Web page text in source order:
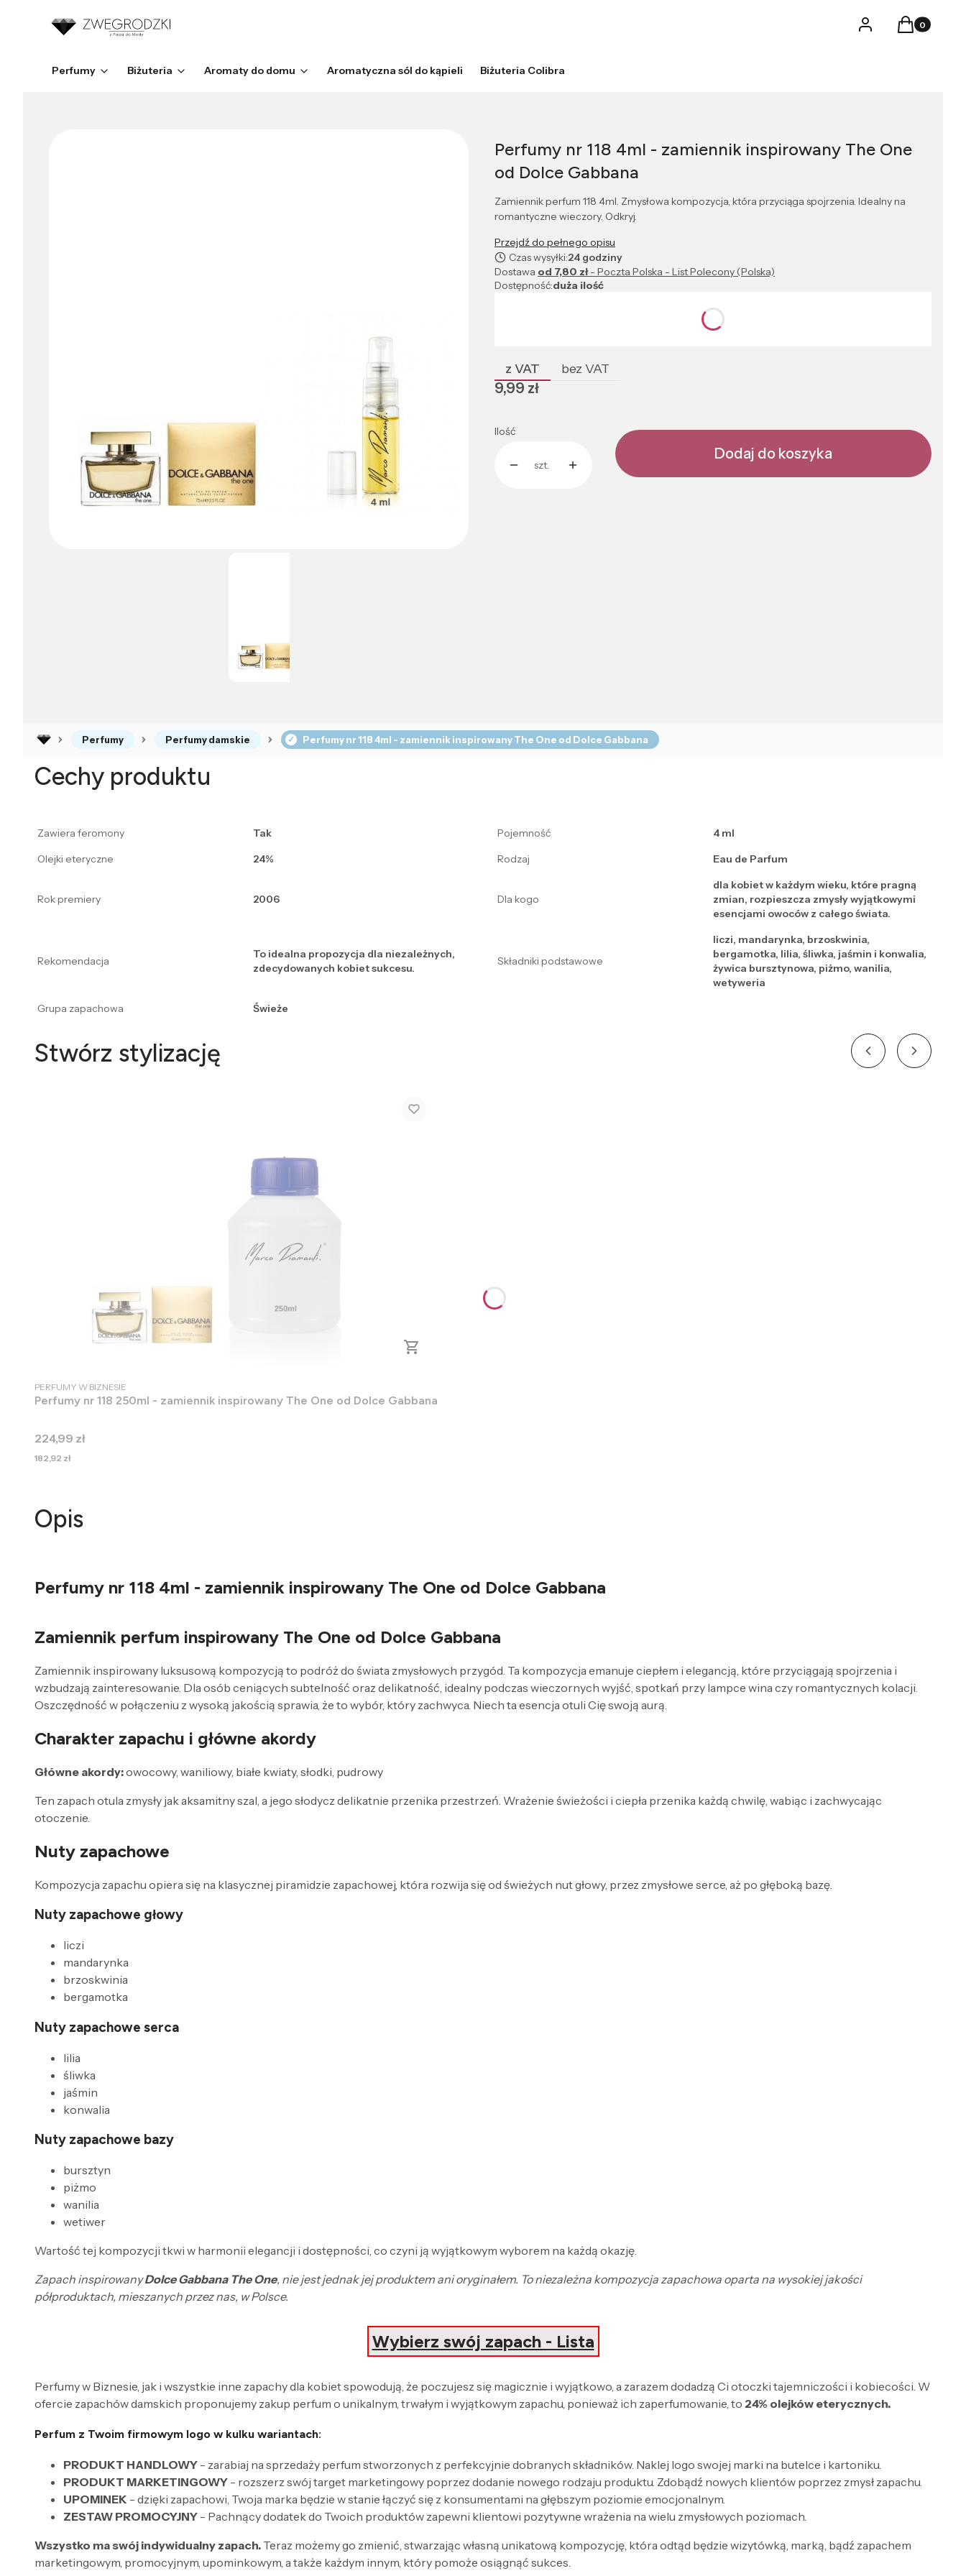
LogowanieProdukty w
Koszyk
Perfumy Biżuteria Aromaty do domu Aromatyczna sól do kąpieli Biżuteria Colibra
Perfumy nr 118 4ml - zamiennik inspirowany The One
od Dolce Gabbana
Zamiennik perfum 118 4ml. Zmysłowa kompozycja, która przyciąga spojrzenia. Idealny na
romantyczne wieczory. Odkryj.
Przejdź do pełnego opisu
Czas wysyłki:24 godziny
Dostawa od 7,80 zł- Poczta Polska - List Polecony (Polska)
Dostępność:duża ilość
z VAT bez VAT
Cena
9,99 zł
Ilość
szt.
Dodaj do koszyka
Perfumy Perfumy damskie Perfumy nr 118 4ml - zamiennik inspirowany The One od Dolce Gabbana
Cechy produktu
Zawiera feromony Tak Pojemność
4 ml
Olejki eteryczne
24% Rodzaj Eau de Parfum
Rok premiery 2006 Dla kogo
dla kobiet w każdym wieku, które pragną
zmian, rozpieszcza zmysły wyjątkowymi
esencjami owoców z całego świata.
Rekomendacja
To idealna propozycja dla niezależnych,
zdecydowanych kobiet sukcesu.
Składniki podstawowe
liczi, mandarynka, brzoskwinia,
bergamotka, lilia, śliwka, jaśmin i konwalia,
żywica bursztynowa, piżmo, wanilia,
wetyweria
Grupa zapachowa
Świeże
Stwórz stylizację
PRODUCENT
PERFUMY W BIZNESIE
Perfumy nr 118 250ml - zamiennik inspirowany The One od Dolce Gabbana
Cena
224,99 zł
Cena
182,92 zł
Opis
Perfumy nr 118 4ml - zamiennik inspirowany The One od Dolce Gabbana
Zamiennik perfum inspirowany The One od Dolce Gabbana
Zamiennik inspirowany luksusową kompozycją to podróż do świata zmysłowych przygód. Ta kompozycja emanuje ciepłem i elegancją, które przyciągają spojrzenia i
wzbudzają zainteresowanie. Dla osób ceniących subtelność oraz delikatność, idealny podczas wieczornych wyjść, spotkań przy lampce wina czy romantycznych kolacji.
Oszczędność w połączeniu z wysoką jakością sprawia, że to wybór, który zachwyca. Niech ta esencja otuli Cię swoją aurą.
Charakter zapachu i główne akordy
Główne akordy:owocowy, waniliowy, białe kwiaty, słodki, pudrowy
Ten zapach otula zmysły jak aksamitny szal, a jego słodycz delikatnie przenika przestrzeń. Wrażenie świeżości i ciepła przenika każdą chwilę, wabiąc i zachwycając
otoczenie.
Nuty zapachowe
Kompozycja zapachu opiera się na klasycznej piramidzie zapachowej, która rozwija się od świeżych nut głowy, przez zmysłowe serce, aż po głęboką bazę.
Nuty zapachowe głowy
liczi
mandarynka
brzoskwinia
bergamotka
Nuty zapachowe serca
lilia
śliwka
jaśmin
konwalia
Nuty zapachowe bazy
bursztyn
piżmo
wanilia
wetiwer
Wartość tej kompozycji tkwi w harmonii elegancji i dostępności, co czyni ją wyjątkowym wyborem na każdą okazję.
Zapach inspirowanyDolce Gabbana The One, nie jest jednak jej produktem ani oryginałem. To niezależna kompozycja zapachowa oparta na wysokiej jakości
półproduktach, mieszanych przez nas, w Polsce.
Wybierz swój zapach - Lista
Perfumy w Biznesie, jak i wszystkie inne zapachy dla kobiet spowodują, że poczujesz się magicznie i wyjątkowo, a zarazem dodadzą Ci otoczki tajemniczości i kobiecości. W
ofercie zapachów damskich proponujemy zakup perfum o unikalnym, trwałym i wyjątkowym zapachu, ponieważ ich zaperfumowanie, to 24% olejków eterycznych.
Perfum z Twoim firmowym logo w kulku wariantach:
PRODUKT HANDLOWY - zarabiaj na sprzedaży perfum stworzonych z perfekcyjnie dobranych składników. Naklej logo swojej marki na butelce i kartoniku.
PRODUKT MARKETINGOWY - rozszerz swój target marketingowy poprzez dodanie nowego rodzaju produktu. Zdobądź nowych klientów poprzez zmysł zapachu.
UPOMINEK - dzięki zapachowi, Twoja marka będzie w stanie łączyć się z konsumentami na głębszym poziomie emocjonalnym.
ZESTAW PROMOCYJNY - Pachnący dodatek do Twoich produktów zapewni klientowi pozytywne wrażenia na wielu zmysłowych poziomach.
Wszystko ma swój indywidualny zapach. Teraz możemy go zmienić, stwarzając własną unikatową kompozycję, która odtąd będzie wizytówką, marką, bądź zapachem
marketingowym, promocyjnym, upominkowym, a także każdym innym, który pomoże osiągnąć sukces.